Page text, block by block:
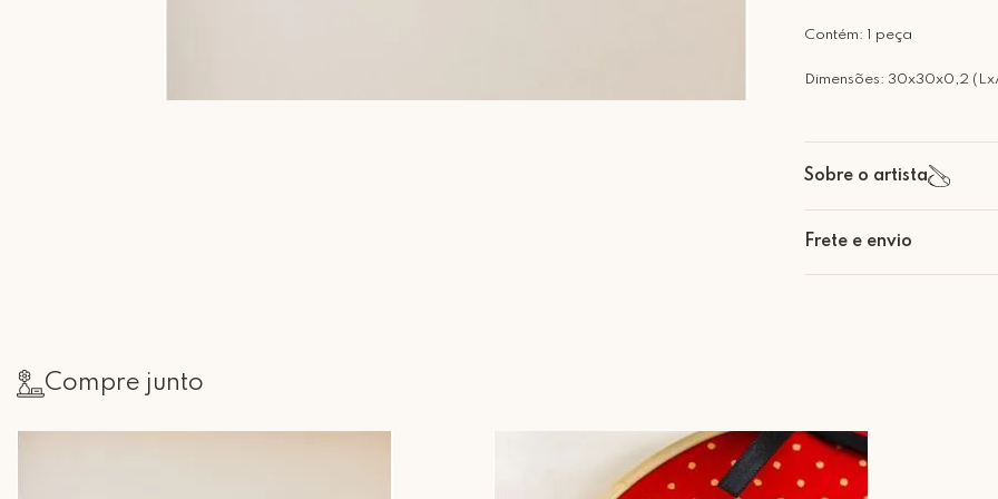
Contém: 1 peça
Dimensões: 30x30x0,2
Sobre o artista
Frete e envio
Retire Grátis
Que tal agendar um horário?
Rua Regente Feijó, 1048 -
Compre junto